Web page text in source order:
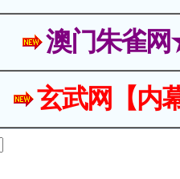
澳门朱雀
玄武网【内